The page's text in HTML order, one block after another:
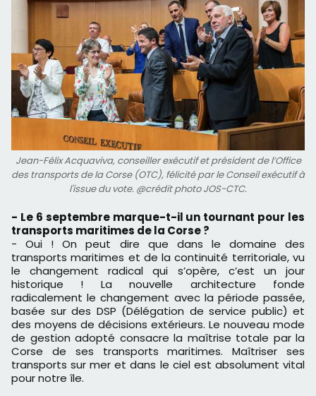
Jean-Félix Acquaviva, conseiller exécutif et président de l’Office
des transports de la Corse (OTC), félicité par le Conseil exécutif à
l'issue du vote. @crédit photo JOS-CTC.
- Le 6 septembre marque-t-il un tournant pour les
transports maritimes de la Corse ?
- Oui ! On peut dire que dans le domaine des
transports maritimes et de la continuité territoriale, vu
le changement radical qui s’opère, c’est un jour
historique ! La nouvelle architecture fonde
radicalement le changement avec la période passée,
basée sur des DSP (Délégation de service public) et
des moyens de décisions extérieurs. Le nouveau mode
de gestion adopté consacre la maîtrise totale par la
Corse de ses transports maritimes. Maîtriser ses
transports sur mer et dans le ciel est absolument vital
pour notre île.